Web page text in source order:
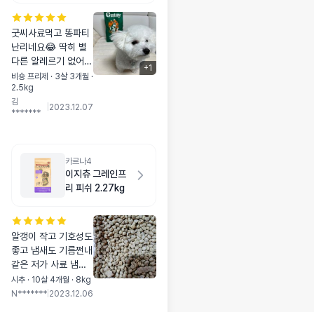
굿씨사료먹고 똥파티
난리네요😂 딱히 별
다른 알레르기 없어보
이고 주는대로 잘먹어
서 떨어질때마다 구매
중입니다 패드 이벤트
비숑 프리제 · 3살 3개월 ·
2.5kg
김
*******
2023.12.07
+1
카르나4
이지츄 그레인프
리 피쉬 2.27kg
알갱이 작고 기호성도
좋고 냄새도 기름쩐내
같은 저가 사료 냄새
아니고 기름기도 없고
고소한 냄새에 진짜
시추 · 10살 4개월 · 8kg
N******* 2023.12.06